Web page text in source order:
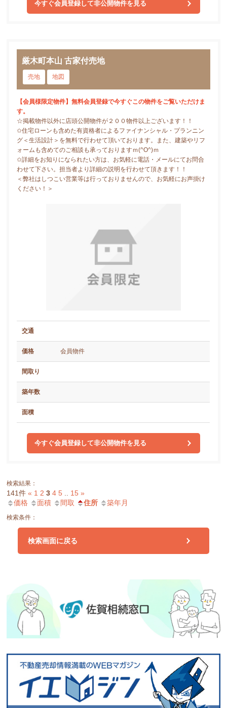
今すぐ会員登録して非公開物件を見る
厳木町本山 古家付売地
売地 地図
【会員様限定物件】無料会員登録で今すぐこの物件をご覧いただけま
す。
☆掲載物件以外に店頭公開物件が２００物件以上ございます！！
✩住宅ローンも含めた有資格者によるファイナンシャル・プランニン
グ＜生活設計＞を無料で行わせて頂いております。また、建築やリフ
ォームも含めてのご相談も承っておりますｍ(^O^)ｍ
✩詳細をお知りになられたい方は、お気軽に電話・メールにてお問合
わせて下さい。担当者より詳細の説明を行わせて頂きます！！
＜弊社はしつこい営業等は行っておりませんので、お気軽にお声掛け
ください！＞
交通
価格 会員物件
間取り
築年数
面積
今すぐ会員登録して非公開物件を見る
検索結果：
141件« 1 2 3 4 5 15 »
価格
面積 間取 住所 築年月
検索条件：
検索画面に戻る